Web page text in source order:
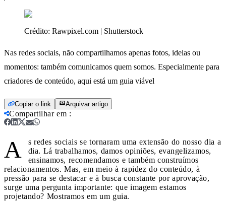
Crédito: Rawpixel.com | Shutterstock
Nas redes sociais, não compartilhamos apenas fotos, ideias ou
momentos: também comunicamos quem somos. Especialmente para
criadores de conteúdo, aqui está um guia viável
Copiar o link Arquivar artigo
Compartilhar em :
A
s redes sociais se tornaram uma extensão do nosso dia a
dia. Lá trabalhamos, damos opiniões, evangelizamos,
ensinamos, recomendamos e também construímos
relacionamentos. Mas, em meio à rapidez do conteúdo, à
pressão para se destacar e à busca constante por aprovação,
surge uma pergunta importante: que imagem estamos
projetando? Mostramos em um guia.